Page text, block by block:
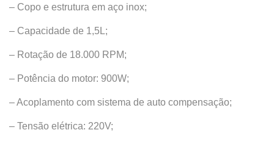
– Copo e estrutura em aço inox;
– Capacidade de 1,5L;
– Rotação de 18.000 RPM;
– Potência do motor: 900W;
– Acoplamento com sistema de auto compensação;
– Tensão elétrica: 220V;